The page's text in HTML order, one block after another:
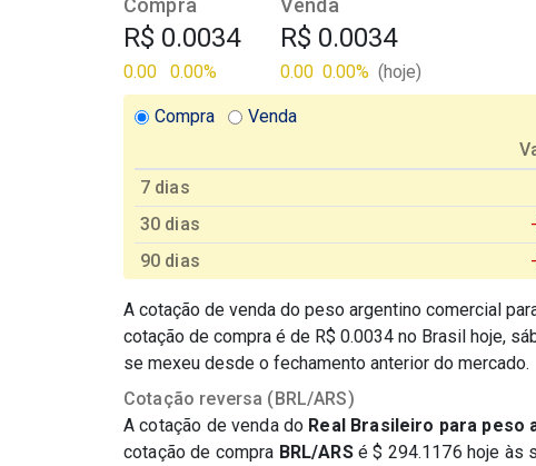
Compra
R$ 0.0034
0.00 0.00%
Venda
R$ 0.0034
0.00 0.00% (hoje)
Compra
Venda
7 dias
30 dias
90 dias
A cotação de venda do peso argentino comercial
cotação de compra é de R$ 0.0034 no Brasil hoje,
se mexeu desde o fechamento anterior do mercado.
Cotação reversa (BRL/ARS)
A cotação de venda do Real Brasileiro para peso
cotação de compra BRL/ARSé $ 294.1176 hoje às